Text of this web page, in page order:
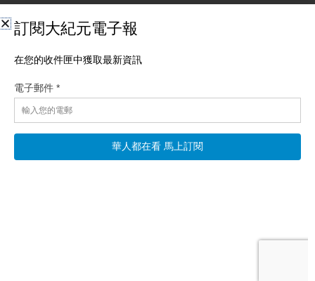
相關文章
【一線看中國】香港出事 富豪大抓捕開始 洪災席